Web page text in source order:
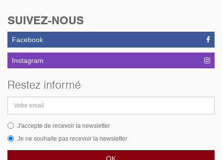
SUIVEZ-NOUS
Facebook
Instagram
Restez informé
email
J'accepte de recevoir la newsletter
Je ne souhaite pas recevoir la newsletter